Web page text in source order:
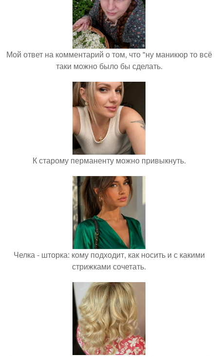
Мой ответ на комментарий о том, что "ну маникюр то всё
таки можно было бы сделать.
К старому перманенту можно привыкнуть.
Челка - шторка: кому подходит, как носить и с какими
стрижками сочетать.